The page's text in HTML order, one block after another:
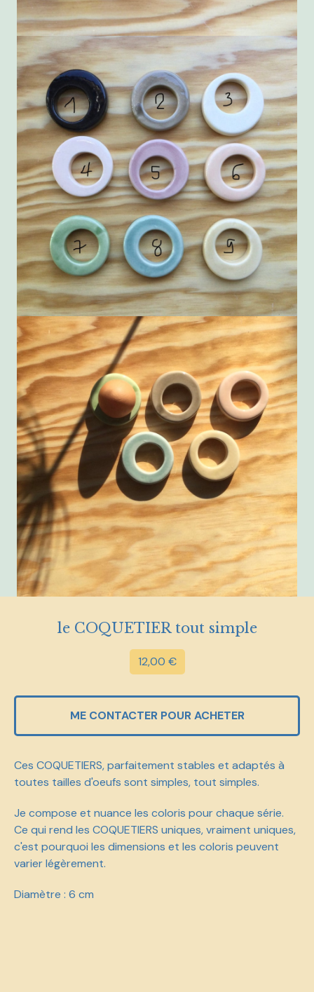
le COQUETIER tout simple
12,00 €
ME CONTACTER POUR ACHETER
Ces COQUETIERS, parfaitement stables et adaptés à
toutes tailles d'oeufs sont simples, tout simples.
Je compose et nuance les coloris pour chaque série.
Ce qui rend les COQUETIERS uniques, vraiment uniques,
c'est pourquoi les dimensions et les coloris peuvent
varier légèrement.
Diamètre : 6 cm